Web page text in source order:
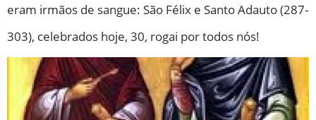
eram irmãos de sangue: São Félix e Santo Adauto (287-
303), celebrados hoje, 30, rogai por todos nós!